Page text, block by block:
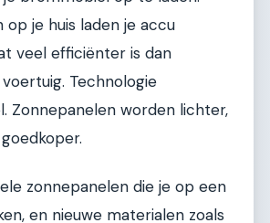
op je huis laden je accu
veel efficiënter is dan
Technologie
Zonnepanelen worden lichter,
zonnepanelen die je op een
en nieuwe materialen zoals